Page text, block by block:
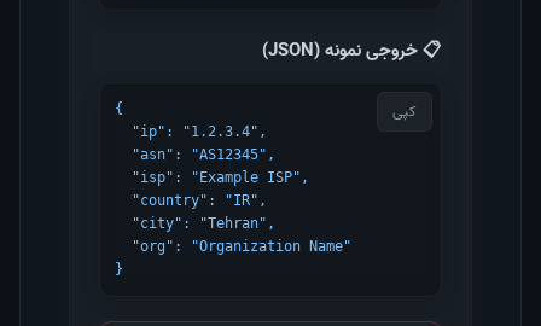
📋 خروجی نمونه (JSON)
کپی
{
  "ip": "1.2.3.4",
  "asn": "AS12345",
  "isp": "Example ISP",
  "country": "IR",
  "city": "Tehran",
  "org": "Organization Name"
}